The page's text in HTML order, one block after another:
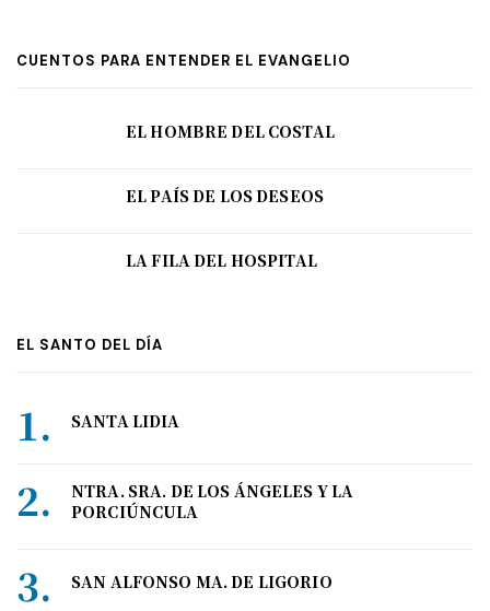
CUENTOS PARA ENTENDER EL EVANGELIO
EL HOMBRE DEL COSTAL
EL PAÍS DE LOS DESEOS
LA FILA DEL HOSPITAL
EL SANTO DEL DÍA
SANTA LIDIA
NTRA. SRA. DE LOS ÁNGELES Y LA
PORCIÚNCULA
SAN ALFONSO MA. DE LIGORIO